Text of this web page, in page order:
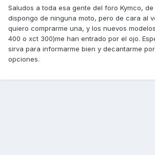
Saludos a toda esa gente del foro Kymco, de
dispongo de ninguna moto, pero de cara al
quiero comprarme una, y los nuevos
400 o xct 300)me han entrado por el ojo.
sirva para informarme bien y decantarme
opciones.